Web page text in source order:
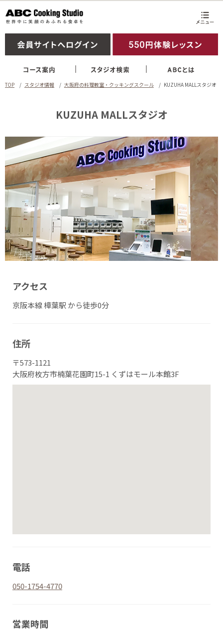
TOP スタジオ情報 大阪府の料理教室・クッキングスクール KUZUHA MALLスタジオ
KUZUHA MALLスタジオ
アクセス
京阪本線 樟葉駅 から徒歩0分
住所
〒573-1121
大阪府枚方市楠葉花園町15-1 くずはモール本館3F
電話
050-1754-4770
営業時間